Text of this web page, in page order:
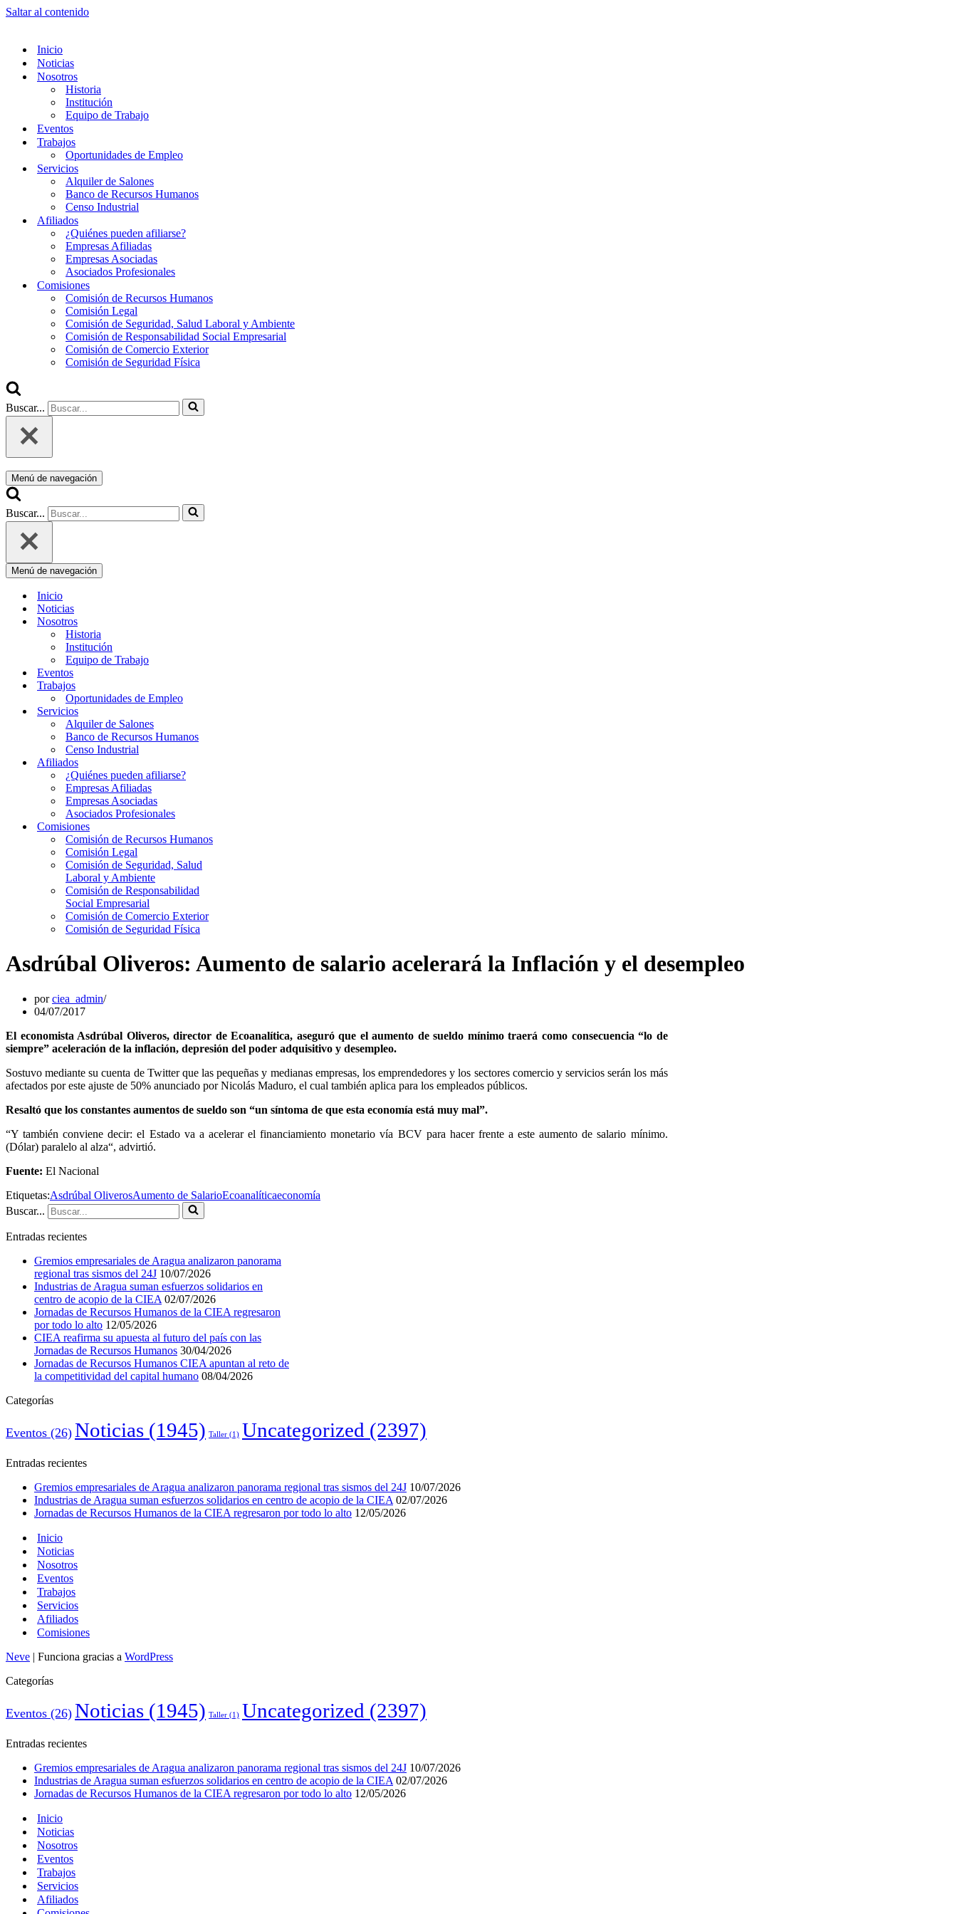
Saltar al contenido
Inicio
Noticias
Nosotros
Historia
Institución
Equipo de Trabajo
Eventos
Trabajos
Oportunidades de Empleo
Servicios
Alquiler de Salones
Banco de Recursos Humanos
Censo Industrial
Afiliados
¿Quiénes pueden afiliarse?
Empresas Afiliadas
Empresas Asociadas
Asociados Profesionales
Comisiones
Comisión de Recursos Humanos
Comisión Legal
Comisión de Seguridad, Salud Laboral y Ambiente
Comisión de Responsabilidad Social Empresarial
Comisión de Comercio Exterior
Comisión de Seguridad Física
Buscar...
Menú de navegación
Buscar...
Menú de navegación
Inicio
Noticias
Nosotros
Historia
Institución
Equipo de Trabajo
Eventos
Trabajos
Oportunidades de Empleo
Servicios
Alquiler de Salones
Banco de Recursos Humanos
Censo Industrial
Afiliados
¿Quiénes pueden afiliarse?
Empresas Afiliadas
Empresas Asociadas
Asociados Profesionales
Comisiones
Comisión de Recursos Humanos
Comisión Legal
Comisión de Seguridad, Salud
Laboral y Ambiente
Comisión de Responsabilidad
Social Empresarial
Comisión de Comercio Exterior
Comisión de Seguridad Física
Asdrúbal Oliveros: Aumento de salario acelerará la Inflación y el desempleo
porciea_admin
04/07/2017
El economista Asdrúbal Oliveros, director de Ecoanalítica, aseguró que el aumento de sueldo mínimo traerá como consecuencia “lo de
siempre” aceleración de la inflación, depresión del poder adquisitivo y desempleo.
Sostuvo mediante su cuenta de Twitter que las pequeñas y medianas empresas, los emprendedores y los sectores comercio y servicios serán los más
afectados por este ajuste de 50% anunciado por Nicolás Maduro, el cual también aplica para los empleados públicos.
Resaltó que los constantes aumentos de sueldo son “un síntoma de que esta economía está muy mal”.
“Y también conviene decir: el Estado va a acelerar el financiamiento monetario vía BCV para hacer frente a este aumento de salario mínimo.
(Dólar) paralelo al alza“, advirtió.
Fuente: El Nacional
Etiquetas:Asdrúbal OliverosAumento de SalarioEcoanalíticaeconomía
Buscar...
Entradas recientes
Gremios empresariales de Aragua analizaron panorama
regional tras sismos del 24J 10/07/2026
Industrias de Aragua suman esfuerzos solidarios en
centro de acopio de la CIEA 02/07/2026
Jornadas de Recursos Humanos de la CIEA regresaron
por todo lo alto 12/05/2026
CIEA reafirma su apuesta al futuro del país con las
Jornadas de Recursos Humanos 30/04/2026
Jornadas de Recursos Humanos CIEA apuntan al reto de
la competitividad del capital humano 08/04/2026
Categorías
Eventos (26) Noticias (1945) Taller (1) Uncategorized (2397)
Entradas recientes
Gremios empresariales de Aragua analizaron panorama regional tras sismos del 24J 10/07/2026
Industrias de Aragua suman esfuerzos solidarios en centro de acopio de la CIEA 02/07/2026
Jornadas de Recursos Humanos de la CIEA regresaron por todo lo alto 12/05/2026
Inicio
Noticias
Nosotros
Eventos
Trabajos
Servicios
Afiliados
Comisiones
Neve | Funciona gracias a WordPress
Categorías
Eventos (26) Noticias (1945) Taller (1) Uncategorized (2397)
Entradas recientes
Gremios empresariales de Aragua analizaron panorama regional tras sismos del 24J 10/07/2026
Industrias de Aragua suman esfuerzos solidarios en centro de acopio de la CIEA 02/07/2026
Jornadas de Recursos Humanos de la CIEA regresaron por todo lo alto 12/05/2026
Inicio
Noticias
Nosotros
Eventos
Trabajos
Servicios
Afiliados